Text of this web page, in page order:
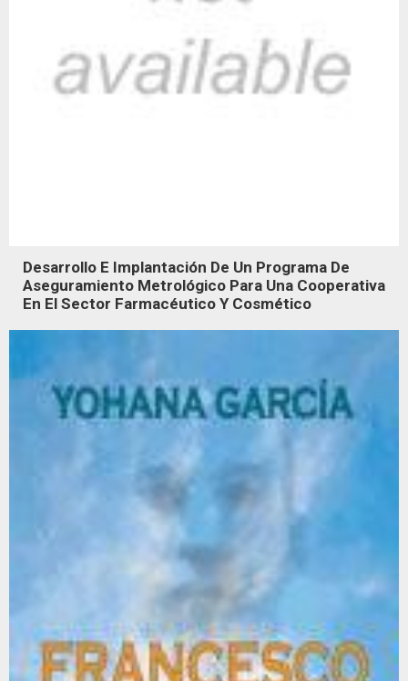
Desarrollo E Implantación De Un Programa De
Aseguramiento Metrológico Para Una Cooperativa
En El Sector Farmacéutico Y Cosmético